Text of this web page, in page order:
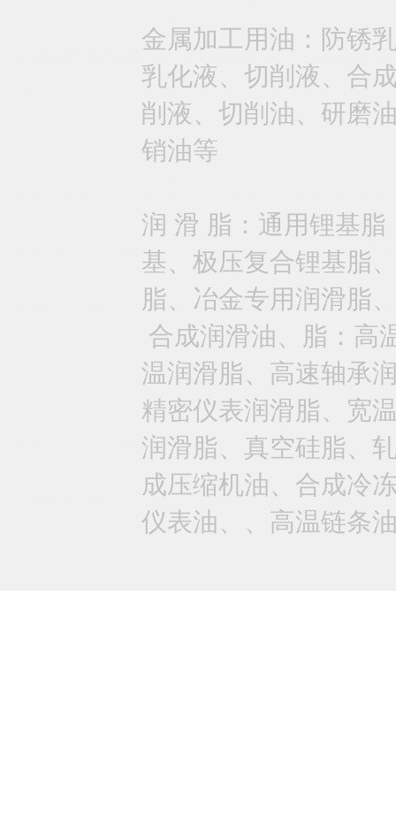
金属加工用油：防锈
乳化液、切削液、合
削液、切削油、研磨
销油等
润 滑 脂：通用锂基
基、极压复合锂基脂
脂、冶金专用润滑脂
合成润滑油、脂：高
温润滑脂、高速轴承
精密仪表润滑脂、宽
润滑脂、真空硅脂、
成压缩机油、合成冷
仪表油、、高温链条